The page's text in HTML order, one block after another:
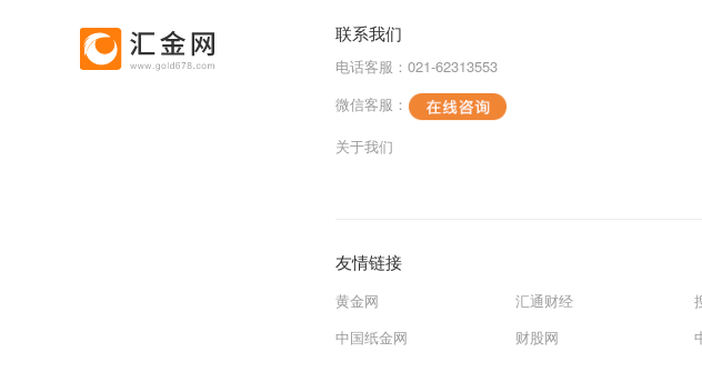
联系我们
电话客服：021-62313553
微信客服：
关于我们
友情链接
黄金网 汇通财经
中国纸金网
财股网